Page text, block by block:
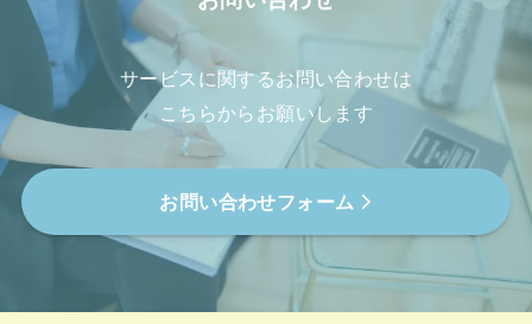
サービスに関するお問い合わせは
こちらからお願いします
お問い合わせフォーム